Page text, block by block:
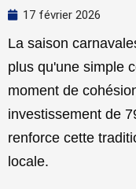
17 février 2026
La saison
plus qu'une simple
moment de
investissement de
renforce cette
locale.